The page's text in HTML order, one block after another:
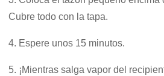
Cubre todo con la tapa.
4. Espere unos 15 minutos.
5. ¡Mientras salga vapor del